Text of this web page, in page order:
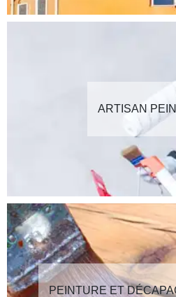
ARTISAN
PEINTURE ET